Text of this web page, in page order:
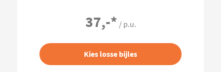
37,-* / p.u.
Kies losse bijles